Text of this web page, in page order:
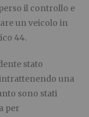
il controllo e
un veicolo in
44.
stato
una
sono stati
per